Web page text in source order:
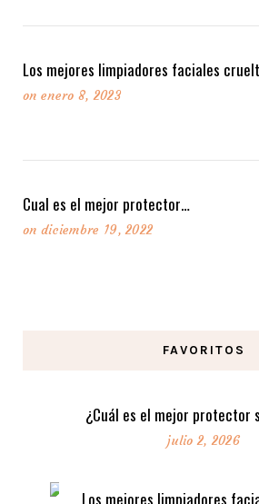
Los mejores limpiadores faciales
on enero 8, 2023
Cual es el mejor protector…
on diciembre 19, 2022
FAVORITOS
¿Cuál es el mejor protector
julio 2, 2026
Los mejores limpiadores